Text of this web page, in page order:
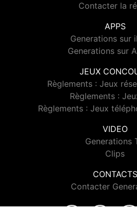
Contacter la
APPS
Generations sur
Generations sur
JEUX
Règlements : Jeux
Règlements :
Règlements : Jeux
VIDEO
Generations
Clips
CONTACTS
Contacter